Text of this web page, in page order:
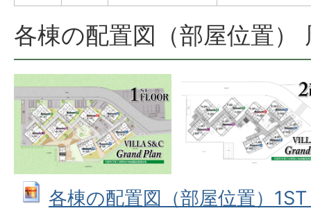
各棟の配置図（部屋位置）
各棟の配置図（部屋位置）